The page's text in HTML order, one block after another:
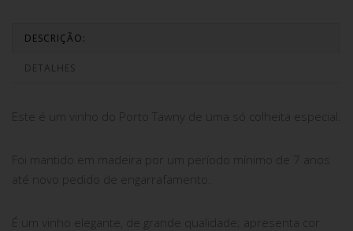
DESCRIÇÃO:
DETALHES
Este é um vinho do Porto Tawny de uma só colheita especial.
Foi mantido em madeira por um período mínimo de 7 anos
até novo pedido de engarrafamento.
É um vinho elegante, de grande qualidade; apresenta cor